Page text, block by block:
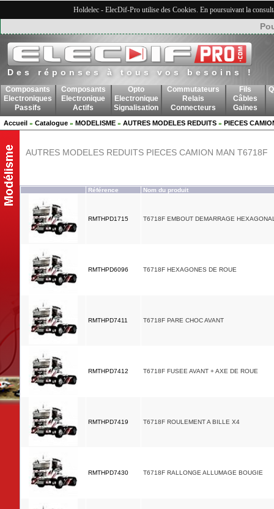
Holdelec - ElecDif-Pro utilise des Cookies. En poursuivant la
Des réponses à tous vos besoins !
Composants
Electroniques
Passifs
Composants
Electronique
Actifs
Opto
Electronique
Signalisation
Commutateurs
Relais
Connecteurs
Fils
Câbles
Gaines
Accueil » Catalogue » MODELISME » AUTRES MODELES REDUITS » PIECES
AUTRES MODELES REDUITS PIECES CAMION MAN T6718F
Référence Nom du produit
RMTHPD1715 T6718F EMBOUT DEMARRAGE
RMTHPD6096 T6718F HEXAGONES DE ROUE
RMTHPD7411 T6718F PARE CHOC AVANT
RMTHPD7412 T6718F FUSEE AVANT + AXE DE ROUE
RMTHPD7419 T6718F ROULEMENT A BILLE X4
RMTHPD7430 T6718F RALLONGE ALLUMAGE BOUGIE